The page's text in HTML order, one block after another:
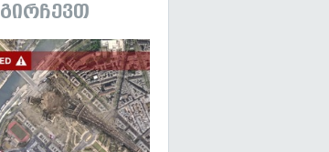
გირჩევთ